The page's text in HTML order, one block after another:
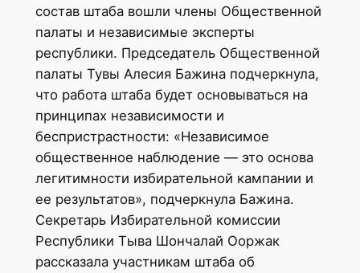
состав штаба вошли члены Общественной
палаты и независимые эксперты
республики. Председатель Общественной
палаты Тувы Алесия Бажина подчеркнула,
что работа штаба будет основываться на
принципах независимости и
беспристрастности: «Независимое
общественное наблюдение — это основа
легитимности избирательной кампании и
ее результатов», подчеркнула Бажина.
Секретарь Избирательной комиссии
Республики Тыва Шончалай Ооржак
рассказала участникам штаба об